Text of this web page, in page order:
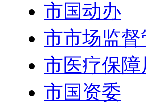
市国动办
市市场监督
市医疗保障
市国资委